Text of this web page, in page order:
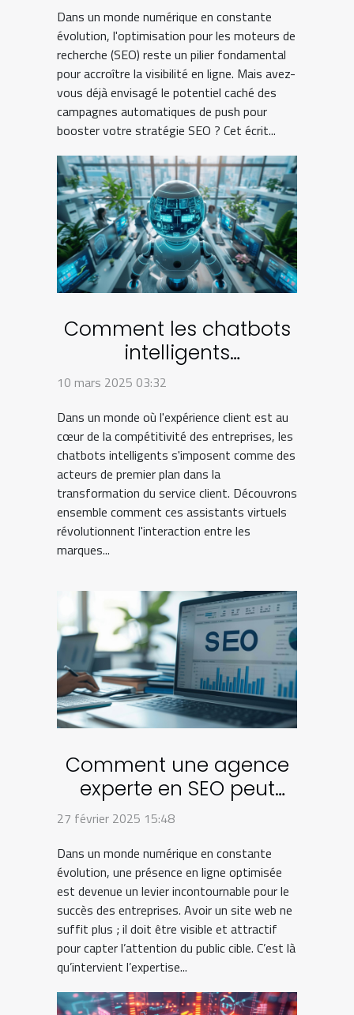
votre stratégie SEO
Dans un monde numérique en constante
évolution, l'optimisation pour les moteurs de
recherche (SEO) reste un pilier fondamental
pour accroître la visibilité en ligne. Mais avez-
vous déjà envisagé le potentiel caché des
campagnes automatiques de push pour
booster votre stratégie SEO ? Cet écrit...
Comment les chatbots
intelligents
transforment le service
10 mars 2025 03:32
Dans un monde où l'expérience client est au
cœur de la compétitivité des entreprises, les
chatbots intelligents s'imposent comme des
acteurs de premier plan dans la
transformation du service client. Découvrons
ensemble comment ces assistants virtuels
révolutionnent l'interaction entre les
marques...
Comment une agence
experte en SEO peut
transformer votre
27 février 2025 15:48
Dans un monde numérique en constante
évolution, une présence en ligne optimisée
est devenue un levier incontournable pour le
succès des entreprises. Avoir un site web ne
suffit plus ; il doit être visible et attractif
pour capter l’attention du public cible. C’est là
qu’intervient l’expertise...